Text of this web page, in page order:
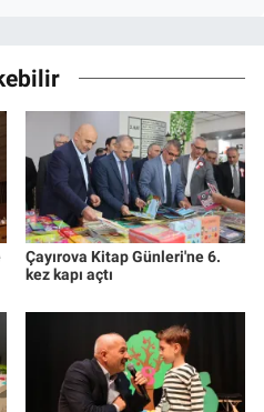
Çayırova Kitap Günleri'ne 6.
kez kapı açtı